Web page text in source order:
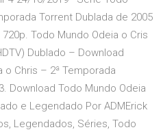
Torrent Dublada de 2005
Todo Mundo Odeia o Cris
Dublado – Download
o Chris – 2ª Temporada
Download Todo Mundo Odeia
e Legendado Por ADMErick
Legendados, Séries, Todo